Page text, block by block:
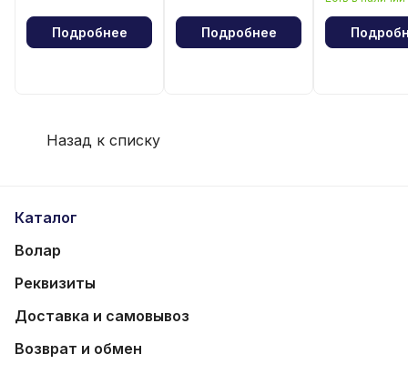
Подробнее Подробнее
Назад к списку
Каталог
Волар
Реквизиты
Доставка и самовывоз
Возврат и обмен